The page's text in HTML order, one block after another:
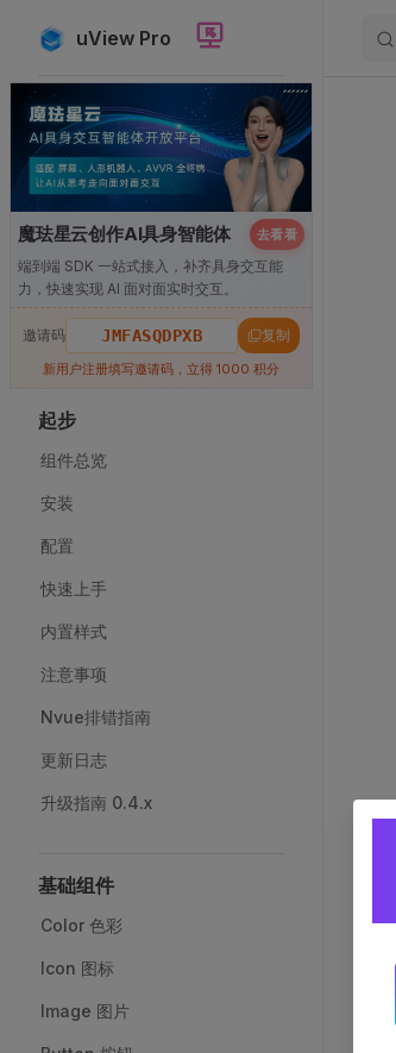
Skip to content
uView Pro
Sidebar Navigation
魔珐星云创作AI具身智能体 去看看
端到端 SDK 一站式接入，补齐具身交互能
力，快速实现 AI 面对面实时交互。
邀请码 JMFASQDPXB 复制
新用户注册填写邀请码，立得 1000 积分
起步
组件总览
安装
配置
快速上手
内置样式
注意事项
Nvue排错指南
更新日志
升级指南 0.4.x
基础组件
Color 色彩
Icon 图标
Image 图片